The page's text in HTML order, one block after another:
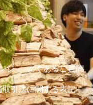
ジ よくあるご質問
取引法に関する表記